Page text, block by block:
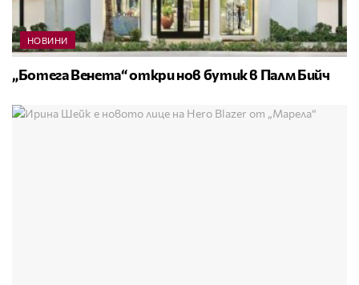
НОВИНИ
„Ботега Венета“ откри нов бутик в Палм Бийч